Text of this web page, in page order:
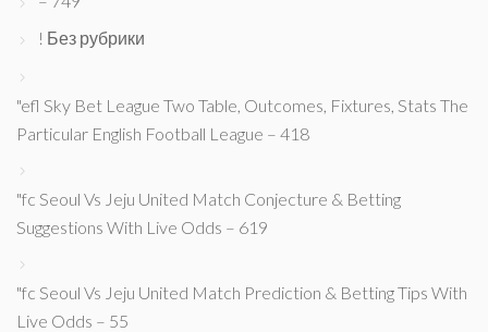
! Без рубрики
"efl Sky Bet League Two Table, Outcomes, Fixtures, Stats The
Particular English Football League – 418
"fc Seoul Vs Jeju United Match Conjecture & Betting
Suggestions With Live Odds – 619
"fc Seoul Vs Jeju United Match Prediction & Betting Tips With
Live Odds – 55